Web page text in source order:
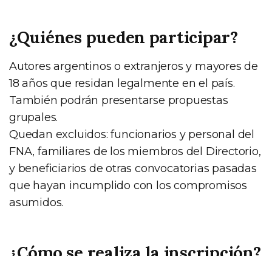
¿Quiénes pueden participar?
Autores argentinos o extranjeros y mayores de
18 años que residan legalmente en el país.
También podrán presentarse propuestas
grupales.
Quedan excluidos: funcionarios y personal del
FNA, familiares de los miembros del Directorio,
y beneficiarios de otras convocatorias pasadas
que hayan incumplido con los compromisos
asumidos.